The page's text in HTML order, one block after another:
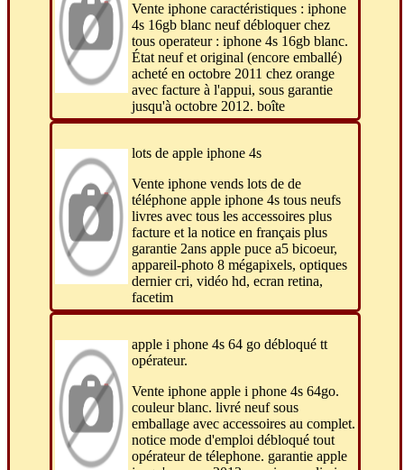
Vente iphone caractéristiques : iphone
4s 16gb blanc neuf débloquer chez
tous operateur : iphone 4s 16gb blanc.
État neuf et original (encore emballé)
acheté en octobre 2011 chez orange
avec facture à l'appui, sous garantie
jusqu'à octobre 2012. boîte
lots de apple iphone 4s
Vente iphone vends lots de de
téléphone apple iphone 4s tous neufs
livres avec tous les accessoires plus
facture et la notice en français plus
garantie 2ans apple puce a5 bicoeur,
appareil-photo 8 mégapixels, optiques
dernier cri, vidéo hd, ecran retina,
facetim
apple i phone 4s 64 go débloqué tt
opérateur.
Vente iphone apple i phone 4s 64go.
couleur blanc. livré neuf sous
emballage avec accessoires au complet.
notice mode d'emploi débloqué tout
opérateur de télephone. garantie apple